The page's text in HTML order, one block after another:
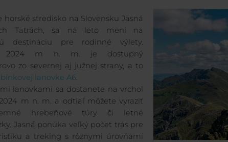
horské stredisko na Slovensku Jasná
Tatrách, sa na leto mení na
destináciu pre rodinné výlety.
2024 m n. m. je dostupný
zo severnej aj južnej strany, a to
lanovke A6.
lanovkami sa dostanete na vrchol
m n. m. a odtiaľ môžete vyraziť
hrebeňové túry či letné
Jasná ponúka veľký počet trás pre
a treking s rôznymi úrovňami